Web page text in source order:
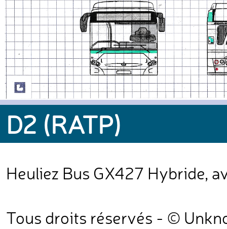
D2 (RATP)
Heuliez Bus GX427 Hybride,
Tous droits réservés - ©